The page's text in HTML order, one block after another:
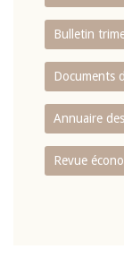
Bulletin
Documents
Annuaire
Revue